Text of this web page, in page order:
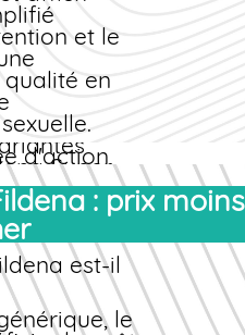
présente
sous
Super
ou
à
des
pour ceux
une prise
un début
et le
en
d'action
à agir
après
effet
4 à 6
une
est-il
, le